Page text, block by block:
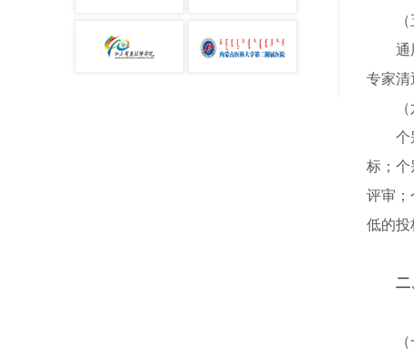
通
专家清
个
标；个
评审；
低的投
二